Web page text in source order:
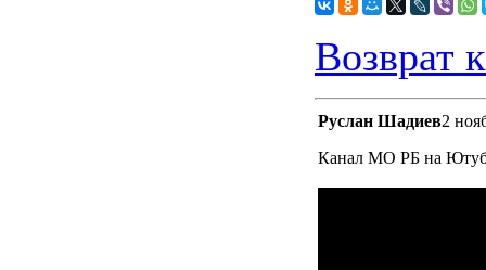
Возврат
Руслан Шадиев2
Канал МО РБ на